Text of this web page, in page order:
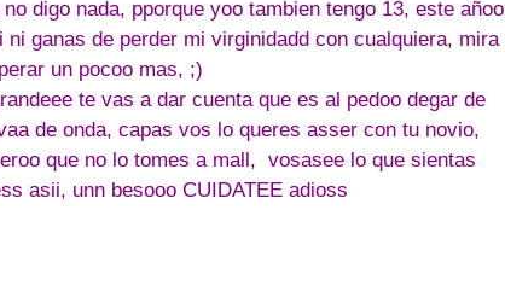
digo nada, pporque yoo tambien tengo 13, este añoo
ganas de perder mi virginidadd con cualquiera, mira
un pocoo mas, ;)
te vas a dar cuenta que es al pedoo degar de
de onda, capas vos lo queres asser con tu novio,
que no lo tomes a mall, vosasee lo que sientas
asii, unn besooo CUIDATEE adioss